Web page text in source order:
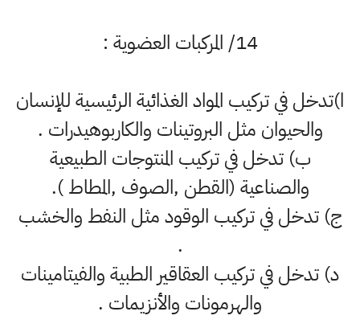
14/ المركبات العضوية :
ا)تدخل في تركيب المواد الغذائية الرئيسية للإنسان
والحيوان مثل البروتينات والكاربوهيدرات .
ب) تدخل في تركيب المنتوجات الطبيعية
والصناعية (القطن ,الصوف ,المطاط ).
ج) تدخل في تركيب الوقود مثل النفط والخشب
.
د) تدخل في تركيب العقاقير الطبية والفيتامينات
والهرمونات والأنزيمات .